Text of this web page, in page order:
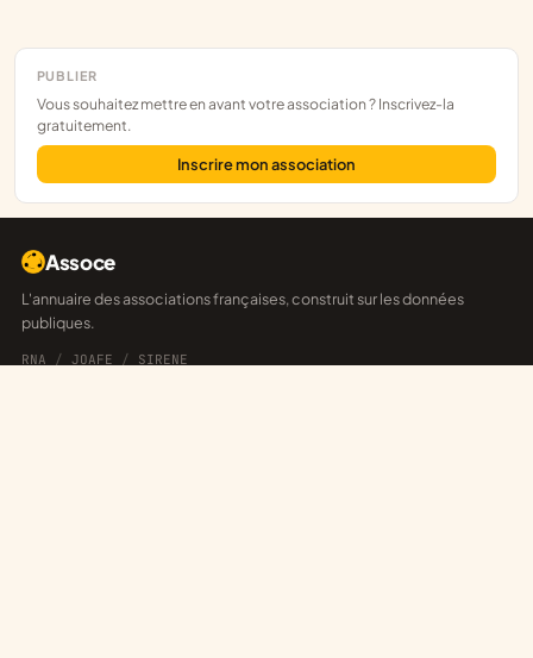
PUBLIER
Vous souhaitez mettre en avant votre association ? Inscrivez-la
gratuitement.
Inscrire mon association
Assoce
L'annuaire des associations françaises, construit sur les données
publiques.
RNA / JOAFE / SIRENE